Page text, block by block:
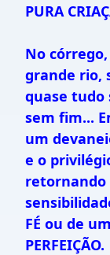
PURA
No
grande rio,
quase tudo
sem fim...
um
e o
retornando
FÉ ou de
PERFEIÇÃO.